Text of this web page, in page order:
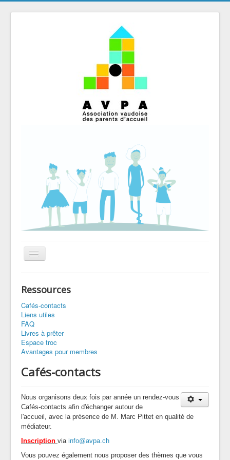
Basculer
la
Association
Accueil familial
Ressources
Contact
Ressources
Cafés-contacts
Liens utiles
FAQ
Livres à prêter
Espace troc
Avantages pour membres
Cafés-contacts
Nous organisons deux fois par année un rendez-vous
Cafés-contacts afin d'échanger autour de
l'accueil, avec la présence de M. Marc Pittet en qualité de
médiateur.
Inscription via info@avpa.ch
Vous pouvez également nous proposer des thèmes que vous